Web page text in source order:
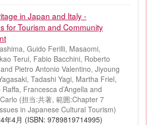
in Japan and Italy -
for Tourism and Community
Guido Ferilli, Masaomi,
Terui, Fabio Bacchini, Roberto
Pietro Antonio Valentino, Jiyoung
Tadashi Yagi, Martha Friel,
Francesca d’Angella and
(担当:共著, 範囲:Chapter 7
in Japanese Cultural Tourism)
年4月 (ISBN: 9789819714995)